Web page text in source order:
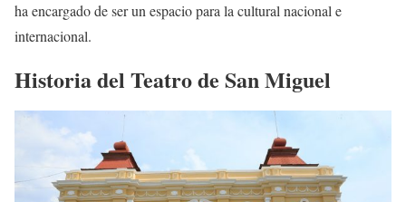
ha encargado de ser un espacio para la cultural nacional e
internacional.
Historia del Teatro de San Miguel